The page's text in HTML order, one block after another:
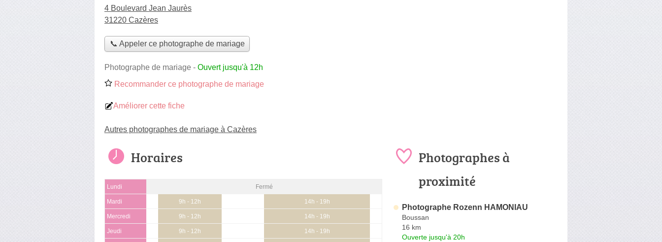
4 Boulevard Jean Jaurès
31220 Cazères
📞 Appeler ce photographe de mariage
Photographe de mariage - Ouvert jusqu'à 12h
Recommander ce photographe de mariage
Améliorer cette fiche
Autres photographes de mariage à Cazères
Horaires
Lundi Fermé
Mardi 9h - 12h 14h - 19h
Mercredi 9h - 12h 14h - 19h
Jeudi 9h - 12h 14h - 19h
Photographes à
proximité
Photographe Rozenn HAMONIAU
Boussan
16 km
Ouverte jusqu'à 20h